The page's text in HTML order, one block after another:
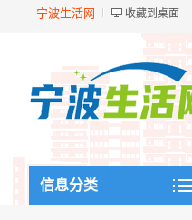
宁波生活网 收藏到桌面
信息分类